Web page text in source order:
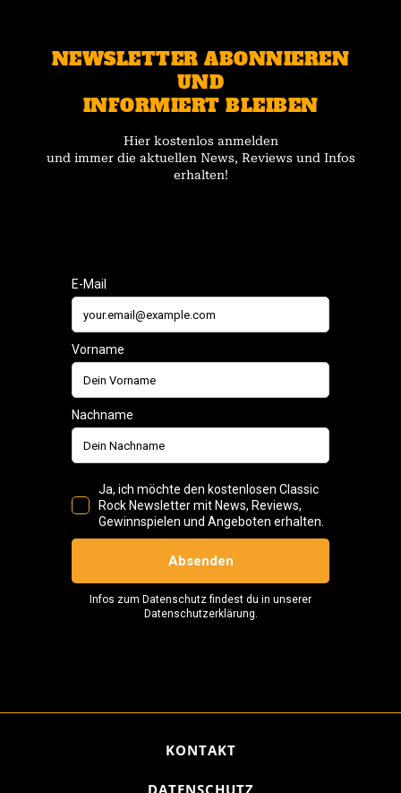
NEWSLETTER ABONNIEREN
UND
INFORMIERT BLEIBEN
Hier kostenlos anmelden
und immer die aktuellen News, Reviews und Infos
erhalten!
KONTAKT